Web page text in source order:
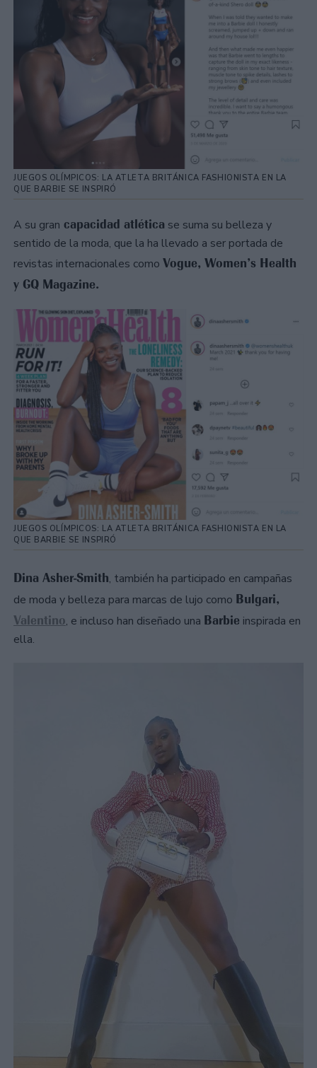
JUEGOS OLÍMPICOS: LA ATLETA BRITÁNICA FASHIONISTA EN LA
QUE BARBIE SE INSPIRÓ
A su gran capacidad atlética se suma su belleza y
sentido de la moda, que la ha llevado a ser portada de
revistas internacionales como Vogue, Women’s Health
y GQ Magazine.
JUEGOS OLÍMPICOS: LA ATLETA BRITÁNICA FASHIONISTA EN LA
QUE BARBIE SE INSPIRÓ
Dina Asher-Smith, también ha participado en campañas
de moda y belleza para marcas de lujo como Bulgari,
Valentino, e incluso han diseñado una Barbie inspirada en
ella.